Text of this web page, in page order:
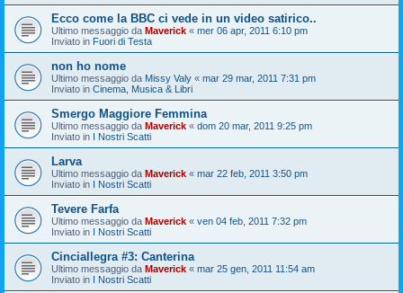
Ecco come la BBC ci vede in un video satirico..
Ultimo messaggio da Maverick « mer 06 apr, 2011 6:10 pm
Inviato in Fuori di Testa
non ho nome
Ultimo messaggio da Missy Valy « mar 29 mar, 2011 7:31 pm
Inviato in Cinema, Musica & Libri
Smergo Maggiore Femmina
Ultimo messaggio da Maverick « dom 20 mar, 2011 9:25 pm
Inviato in I Nostri Scatti
Larva
Ultimo messaggio da Maverick « mar 22 feb, 2011 3:50 pm
Inviato in I Nostri Scatti
Tevere Farfa
Ultimo messaggio da Maverick « ven 04 feb, 2011 7:32 pm
Inviato in I Nostri Scatti
Cinciallegra #3: Canterina
Ultimo messaggio da Maverick « mar 25 gen, 2011 11:54 am
Inviato in I Nostri Scatti